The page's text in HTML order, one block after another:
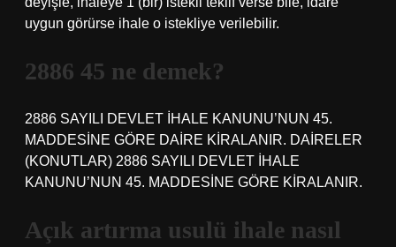
uygun görürse ihale o istekliye verilebilir.
2886 45 ne demek?
2886 SAYILI DEVLET İHALE KANUNU’NUN 45.
MADDESİNE GÖRE DAİRE KİRALANIR. DAİRELER
(KONUTLAR) 2886 SAYILI DEVLET İHALE
KANUNU’NUN 45. MADDESİNE GÖRE KİRALANIR.
Açık artırma usulü ihale nasıl